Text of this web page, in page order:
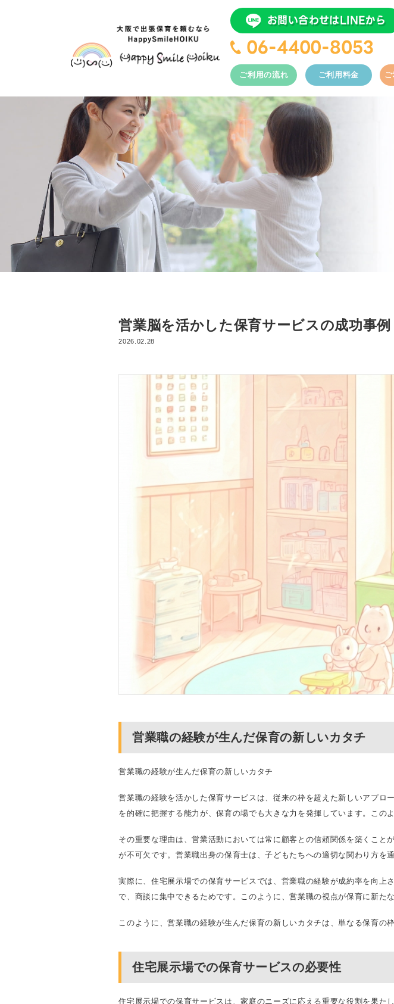
お問い合わせはLINEから
06-4400-8053
ご利用の流れ ご利用料金
営業脳を活かした保育サービスの成功事例
2026.02.28
営業職の経験が生んだ保育の新しいカタチ
営業職の経験が生んだ保育の新しいカタチ
営業職の経験を活かした保育サービスは、従来の枠を超えた新しいアプ
を的確に把握する能力が、保育の場でも大きな力を発揮しています。この
その重要な理由は、営業活動においては常に顧客との信頼関係を築くこ
が不可欠です。営業職出身の保育士は、子どもたちへの適切な関わり方を
実際に、住宅展示場での保育サービスでは、営業職の経験が成約率を向上
で、商談に集中できるためです。このように、営業職の視点が保育に新た
このように、営業職の経験が生んだ保育の新しいカタチは、単なる保育の
住宅展示場での保育サービスの必要性
住宅展示場での保育サービスは、家庭のニーズに応える重要な役割を果